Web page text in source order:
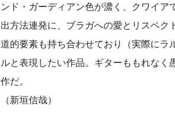
ンド・ガーディアン色が濃く、クワイ
出方法連発に、ブラガへの愛とリスペ
道的要素も持ち合わせており（実際に
ルと表現したい作品。ギターももれな
作だ。
（新垣信哉）